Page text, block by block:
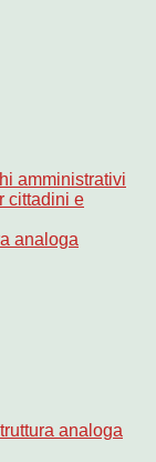
amministrativi
cittadini e
analoga
analoga